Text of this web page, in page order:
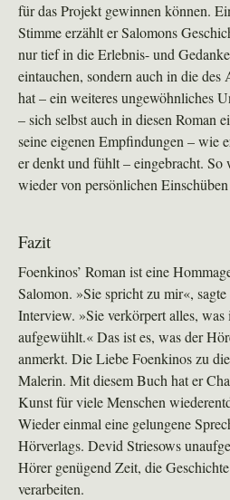
für das Projekt gewinnen können.
Stimme erzählt er Salomons
nur tief in die Erlebnis- und
eintauchen, sondern auch in die des
hat – ein weiteres ungewöhnliches
– sich selbst auch in diesen Roman
seine eigenen Empfindungen – wie
er denkt und fühlt – eingebracht.
wieder von persönlichen
Fazit
Foenkinos’ Roman ist eine
Salomon. »Sie spricht zu mir«,
Interview. »Sie verkörpert alles, was
aufgewühlt.« Das ist es, was der
anmerkt. Die Liebe Foenkinos zu
Malerin. Mit diesem Buch hat er
Kunst für viele Menschen
Wieder einmal eine gelungene
Hörverlags. Devid Striesows
Hörer genügend Zeit, die
verarbeiten.